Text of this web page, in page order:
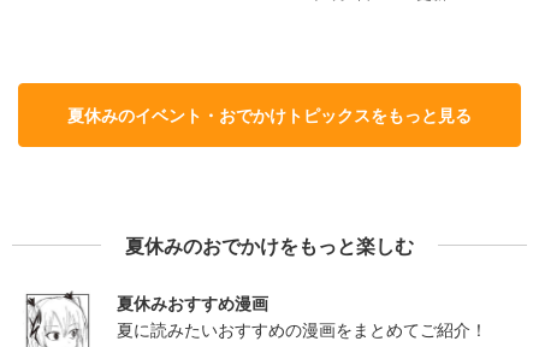
夏休みのイベント・おでかけトピックスをもっと見る
夏休みのおでかけをもっと楽しむ
夏休みおすすめ漫画
夏に読みたいおすすめの漫画をまとめてご紹介！